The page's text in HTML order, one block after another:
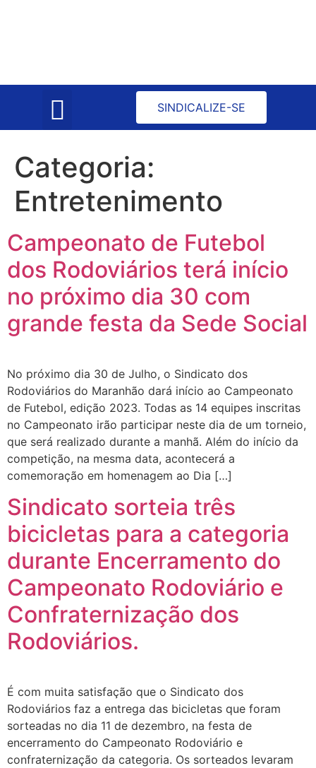
SINDICALIZE-SE
Categoria:
Entretenimento
Campeonato de Futebol
dos Rodoviários terá início
no próximo dia 30 com
grande festa da Sede Social
No próximo dia 30 de Julho, o Sindicato dos
Rodoviários do Maranhão dará início ao Campeonato
de Futebol, edição 2023. Todas as 14 equipes inscritas
no Campeonato irão participar neste dia de um torneio,
que será realizado durante a manhã. Além do início da
competição, na mesma data, acontecerá a
comemoração em homenagem ao Dia […]
Sindicato sorteia três
bicicletas para a categoria
durante Encerramento do
Campeonato Rodoviário e
Confraternização dos
Rodoviários.
É com muita satisfação que o Sindicato dos
Rodoviários faz a entrega das bicicletas que foram
sorteadas no dia 11 de dezembro, na festa de
encerramento do Campeonato Rodoviário e
confraternização da categoria. Os sorteados levaram